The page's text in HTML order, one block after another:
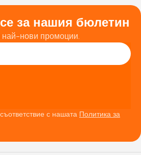
за нашия бюлетин
най-нови промоции.
с нашата Политика за